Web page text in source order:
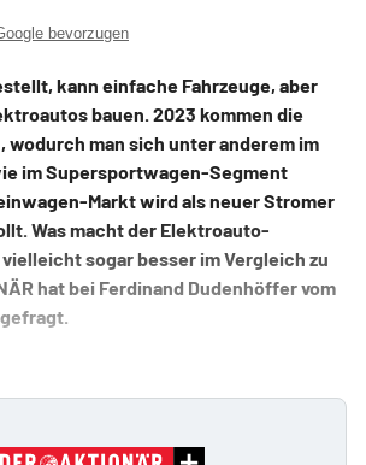
bevorzugen
kann einfache Fahrzeuge, aber
bauen. 2023 kommen die
wodurch man sich unter anderem im
im Supersportwagen-Segment
Markt wird als neuer Stromer
Was macht der Elektroauto-
sogar besser im Vergleich zu
hat bei Ferdinand Dudenhöffer vom